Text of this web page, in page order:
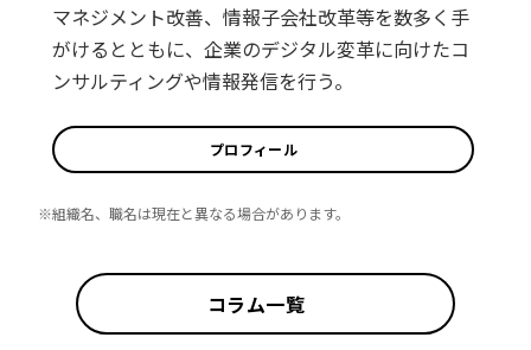
マネジメント改善、情報子会社改革等を数多く手
がけるとともに、企業のデジタル変革に向けたコ
ンサルティングや情報発信を行う。
プロフィール
※組織名、職名は現在と異なる場合があります。
コラム一覧